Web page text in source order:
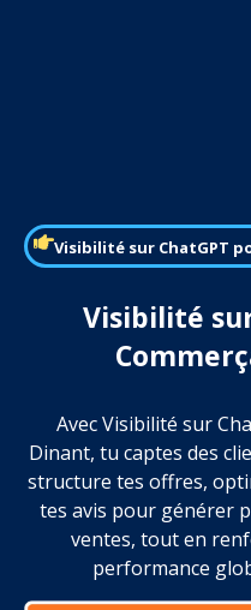
Visibilité sur ChatGPT
Visibilité
Avec Visibilité sur
Dinant, tu captes des
structure tes offres,
tes avis pour générer
ventes, tout en
performance